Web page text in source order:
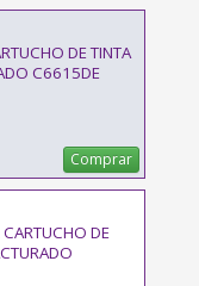
DE TINTA
C6615DE
Comprar
DE